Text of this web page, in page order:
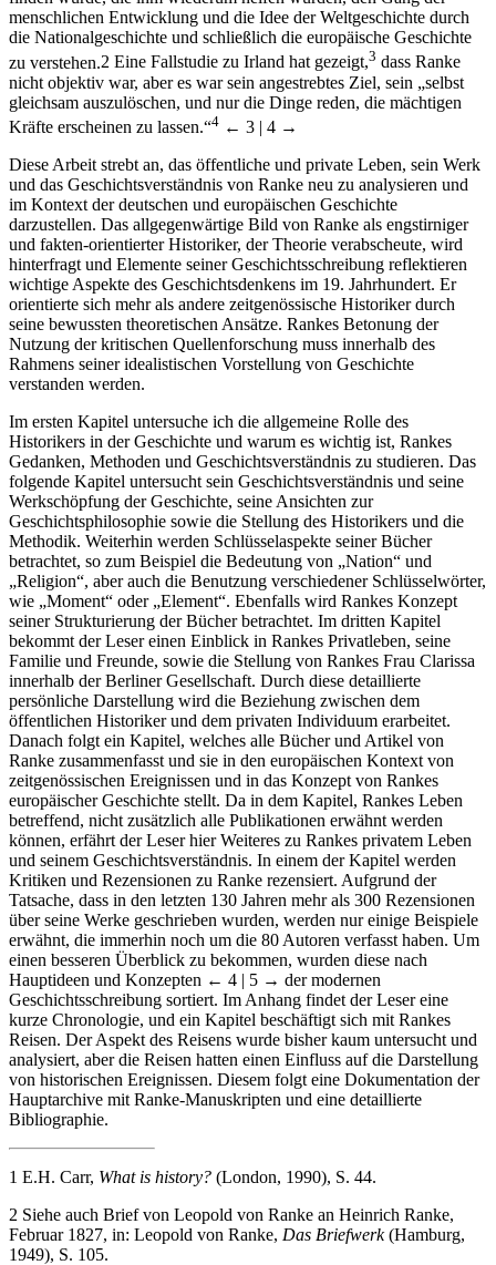
menschlichen Entwicklung und die Idee der Weltgeschichte durch
die Nationalgeschichte und schließlich die europäische Geschichte
zu verstehen.2 Eine Fallstudie zu Irland hat gezeigt,3 dass Ranke
nicht objektiv war, aber es war sein angestrebtes Ziel, sein „selbst
gleichsam auszulöschen, und nur die Dinge reden, die mächtigen
Kräfte erscheinen zu lassen.“4 ← 3 | 4 →
Diese Arbeit strebt an, das öffentliche und private Leben, sein Werk
und das Geschichtsverständnis von Ranke neu zu analysieren und
im Kontext der deutschen und europäischen Geschichte
darzustellen. Das allgegenwärtige Bild von Ranke als engstirniger
und fakten-orientierter Historiker, der Theorie verabscheute, wird
hinterfragt und Elemente seiner Geschichtsschreibung reflektieren
wichtige Aspekte des Geschichtsdenkens im 19. Jahrhundert. Er
orientierte sich mehr als andere zeitgenössische Historiker durch
seine bewussten theoretischen Ansätze. Rankes Betonung der
Nutzung der kritischen Quellenforschung muss innerhalb des
Rahmens seiner idealistischen Vorstellung von Geschichte
verstanden werden.
Im ersten Kapitel untersuche ich die allgemeine Rolle des
Historikers in der Geschichte und warum es wichtig ist, Rankes
Gedanken, Methoden und Geschichtsverständnis zu studieren. Das
folgende Kapitel untersucht sein Geschichtsverständnis und seine
Werkschöpfung der Geschichte, seine Ansichten zur
Geschichtsphilosophie sowie die Stellung des Historikers und die
Methodik. Weiterhin werden Schlüsselaspekte seiner Bücher
betrachtet, so zum Beispiel die Bedeutung von „Nation“ und
„Religion“, aber auch die Benutzung verschiedener Schlüsselwörter,
wie „Moment“ oder „Element“. Ebenfalls wird Rankes Konzept
seiner Strukturierung der Bücher betrachtet. Im dritten Kapitel
bekommt der Leser einen Einblick in Rankes Privatleben, seine
Familie und Freunde, sowie die Stellung von Rankes Frau Clarissa
innerhalb der Berliner Gesellschaft. Durch diese detaillierte
persönliche Darstellung wird die Beziehung zwischen dem
öffentlichen Historiker und dem privaten Individuum erarbeitet.
Danach folgt ein Kapitel, welches alle Bücher und Artikel von
Ranke zusammenfasst und sie in den europäischen Kontext von
zeitgenössischen Ereignissen und in das Konzept von Rankes
europäischer Geschichte stellt. Da in dem Kapitel, Rankes Leben
betreffend, nicht zusätzlich alle Publikationen erwähnt werden
können, erfährt der Leser hier Weiteres zu Rankes privatem Leben
und seinem Geschichtsverständnis. In einem der Kapitel werden
Kritiken und Rezensionen zu Ranke rezensiert. Aufgrund der
Tatsache, dass in den letzten 130 Jahren mehr als 300 Rezensionen
über seine Werke geschrieben wurden, werden nur einige Beispiele
erwähnt, die immerhin noch um die 80 Autoren verfasst haben. Um
einen besseren Überblick zu bekommen, wurden diese nach
Hauptideen und Konzepten ← 4 | 5 → der modernen
Geschichtsschreibung sortiert. Im Anhang findet der Leser eine
kurze Chronologie, und ein Kapitel beschäftigt sich mit Rankes
Reisen. Der Aspekt des Reisens wurde bisher kaum untersucht und
analysiert, aber die Reisen hatten einen Einfluss auf die Darstellung
von historischen Ereignissen. Diesem folgt eine Dokumentation der
Hauptarchive mit Ranke-Manuskripten und eine detaillierte
Bibliographie.
1 E.H. Carr, What is history? (London, 1990), S. 44.
2 Siehe auch Brief von Leopold von Ranke an Heinrich Ranke,
Februar 1827, in: Leopold von Ranke, Das Briefwerk(Hamburg,
1949), S. 105.